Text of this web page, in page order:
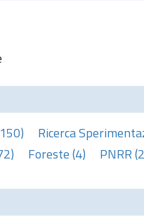
Ricerca
Foreste (4) PNRR